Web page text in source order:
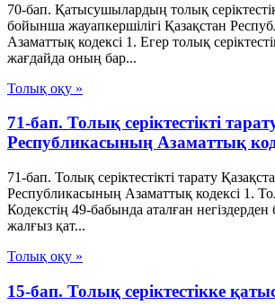
70-бап. Қатысушылардың толық
бойынша жауапкершiлiгi Қазақстан
Азаматтық кодексi 1. Егер толық
жағдайда оның бар...
Толық оқу »
71-бап. Толық серiктестiктi
Республикасының Азаматтық
71-бап. Толық серiктестiктi тарату
Республикасының Азаматтық кодексi 1.
Кодекстiң 49-бабында аталған негiздерден
жалғыз қат...
Толық оқу »
15-бап. Толық серiктестiкке